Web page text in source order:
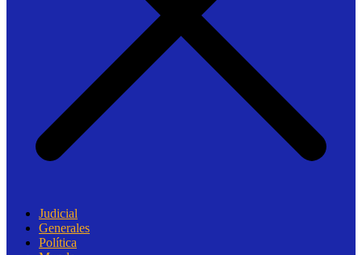
Judicial
Generales
Política